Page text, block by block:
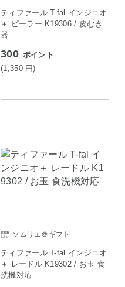
ティファール T-fal インジニオ
＋ ピーラー K19306 / 皮むき
器
300 ポイント
(1,350 円)
ソムリエ＠ギフト
ティファール T-fal インジニオ
＋ レードル K19302 / お玉 食
洗機対応